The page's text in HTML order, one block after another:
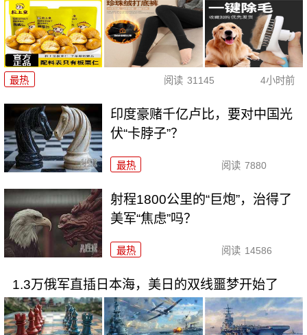
最热 阅读 31145 4小时前
印度豪赌千亿卢比，要对中国光
伏“卡脖子”？
最热 阅读 7880
射程1800公里的“巨炮”，治得了
美军“焦虑”吗？
最热 阅读 14586
1.3万俄军直插日本海，美日的双线噩梦开始了